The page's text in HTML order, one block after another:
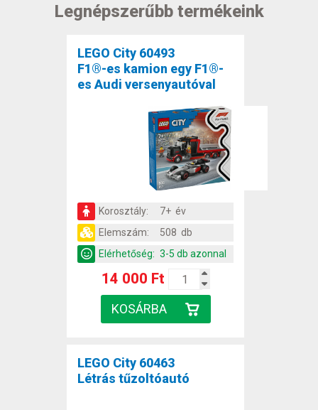
Legnépszerűbb termékeink
LEGO City 60493
F1®-es kamion egy F1®-
es Audi versenyautóval
Korosztály:
7+ év
Elemszám:
508 db
Elérhetőség: 3-5 db azonnal
14 000 Ft
LEGO City 60463
Létrás tűzoltóautó